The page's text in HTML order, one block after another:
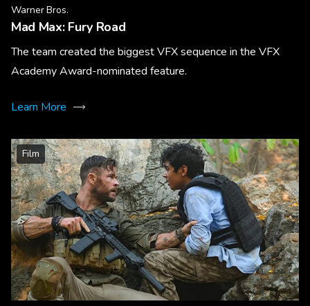
Warner Bros.
Mad Max: Fury Road
The team created the biggest VFX sequence in the VFX
Academy Award-nominated feature.
Learn More
Film